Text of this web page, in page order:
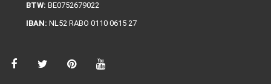
BTW: BE0752679022
IBAN: NL52 RABO 0110 0615 27